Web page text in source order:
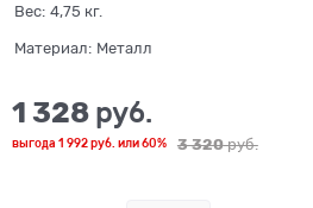
Вес: 4,75 кг.
Материал: Металл
3 320 руб.
1 328 руб.
выгода 1 992 руб. или60%